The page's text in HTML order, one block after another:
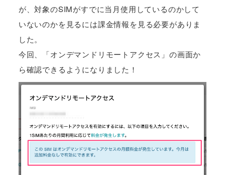
が、対象のSIMがすでに当月使用しているのかして
いないのかを見るには課金情報を見る必要がありま
した。
今回、「オンデマンドリモートアクセス」の画面か
ら確認できるようになりました！